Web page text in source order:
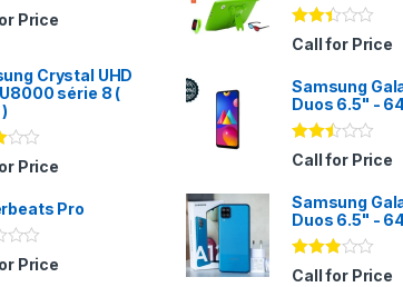
Price
Crystal UHD
série 8 (
Price
Pro
Price
Note
2.31
5
Call for Price
Samsung
Duos 6.5" -
Note
2.41
5
Call for Price
Samsung
Duos 6.5" -
Note
Call for Price